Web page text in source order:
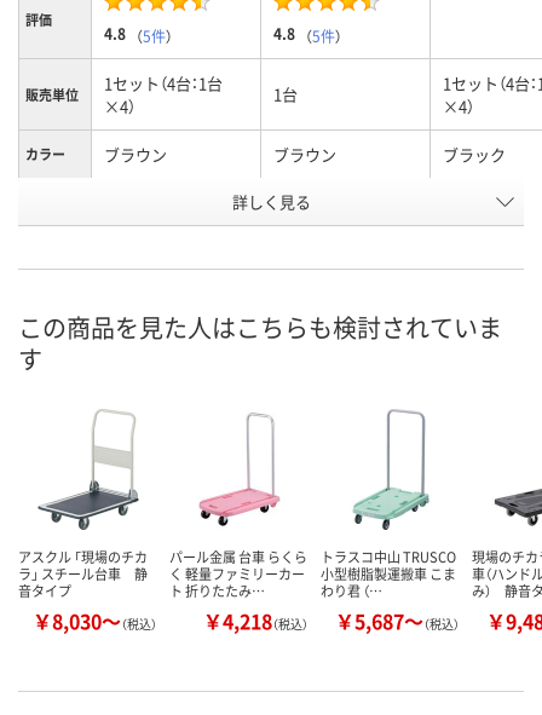
評価
4.8 （5件） 4.8 （5件）
販売単位
1セット（4台：1台
×4）
1台
1セット（4台
×4）
カラー ブラウン ブラウン ブラック
9446209 P207076
8月9日（日）
詳しく見る
この商品を見た人はこちらも検討されていま
す
アスクル 「現場のチカ
ラ」 スチール台車 静
音タイプ
￥8,030～（税込）
パール金属 台車 らくら
く 軽量ファミリーカー
ト 折りたたみ…
￥4,218（税込）
トラスコ中山 TRUSCO
小型樹脂製運搬車 こま
わり君 （…
￥5,687～（税込）
現場のチ
車（ハンド
み） 静音
￥